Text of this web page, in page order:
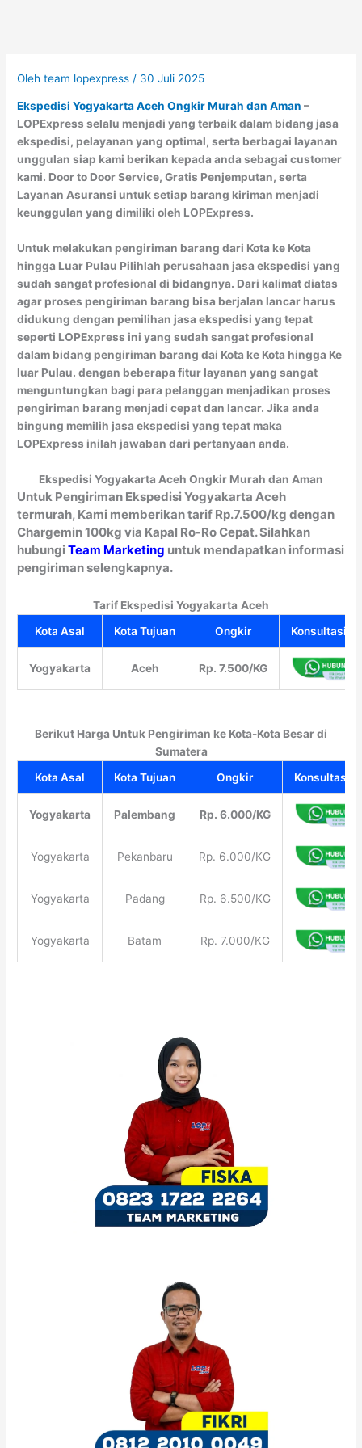
Olehteam lopexpress / 30 Juli 2025
Ekspedisi Yogyakarta Aceh Ongkir Murah dan Aman –
LOPExpress selalu menjadi yang terbaik dalam bidang jasa
ekspedisi, pelayanan yang optimal, serta berbagai layanan
unggulan siap kami berikan kepada anda sebagai customer
kami. Door to Door Service, Gratis Penjemputan, serta
Layanan Asuransi untuk setiap barang kiriman menjadi
keunggulan yang dimiliki oleh LOPExpress.
Untuk melakukan pengiriman barang dari Kota ke Kota
hingga Luar Pulau Pilihlah perusahaan jasa ekspedisi yang
sudah sangat profesional di bidangnya. Dari kalimat diatas
agar proses pengiriman barang bisa berjalan lancar harus
didukung dengan pemilihan jasa ekspedisi yang tepat
seperti LOPExpress ini yang sudah sangat profesional
dalam bidang pengiriman barang dai Kota ke Kota hingga Ke
luar Pulau. dengan beberapa fitur layanan yang sangat
menguntungkan bagi para pelanggan menjadikan proses
pengiriman barang menjadi cepat dan lancar. Jika anda
bingung memilih jasa ekspedisi yang tepat maka
LOPExpress inilah jawaban dari pertanyaan anda.
Ekspedisi Yogyakarta Aceh Ongkir Murah dan Aman
Untuk Pengiriman Ekspedisi Yogyakarta Aceh
termurah, Kami memberikan tarif Rp.7.500/kg dengan
Chargemin 100kg via Kapal Ro-Ro Cepat. Silahkan
hubungiTeam Marketing untuk mendapatkan informasi
pengiriman selengkapnya.
Tarif Ekspedisi Yogyakarta Aceh
Kota Asal
Kota Tujuan Ongkir Konsultasi
Yogyakarta Aceh Rp. 7.500/KG
Berikut Harga Untuk Pengiriman ke Kota-Kota Besar di
Sumatera
Kota Asal
Kota Tujuan Ongkir Konsultasi
Yogyakarta Palembang Rp. 6.000/KG
Yogyakarta Pekanbaru Rp. 6.000/KG
Yogyakarta Padang Rp. 6.500/KG
Yogyakarta Batam Rp. 7.000/KG